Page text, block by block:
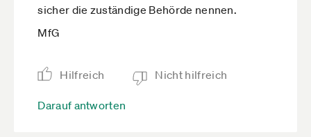
sicher die zuständige Behörde nennen.
MfG
Hilfreich Nicht hilfreich
Darauf antworten